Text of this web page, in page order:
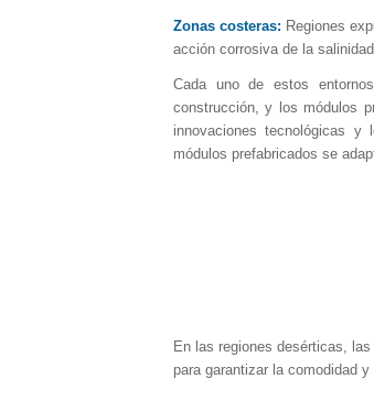
Zonas costeras: Regiones
acción corrosiva de la salinidad
Cada uno de estos
construcción, y los módulos
innovaciones tecnológicas y
módulos prefabricados se
En las regiones desérticas,
para garantizar la comodidad